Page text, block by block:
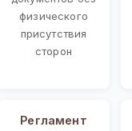
физического
присутствия
сторон
Регламент